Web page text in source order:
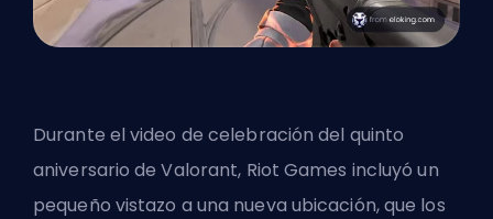
Durante el video de celebración del quinto
aniversario de Valorant, Riot Games incluyó un
pequeño vistazo a una nueva ubicación, que los